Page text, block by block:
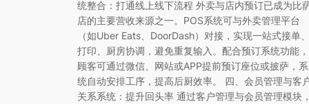
统整合：打通线上线下流程 外卖与店内预订已成为比
店的主要营收来源之一。POS系统可与外卖管理平台
（如Uber Eats、DoorDash）对接，实现一站式接单、
打印、厨房协调，避免重复输入。配合预订系统功能，
顾客可通过微信、网站或APP提前预订座位或披萨，系
统自动安排工序，提高后厨效率。 四、会员管理与客
关系系统：提升回头率 通过客户管理与会员管理模块，